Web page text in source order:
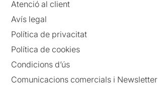
Atenció al client
Avís legal
Política de privacitat
Política de cookies
Condicions d’ús
Comunicacions comercials i Newsletter